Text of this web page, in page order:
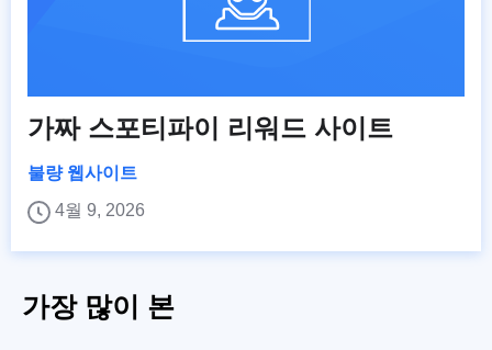
가짜 스포티파이 리워드 사이트
불량 웹사이트
4월 9, 2026
가장 많이 본